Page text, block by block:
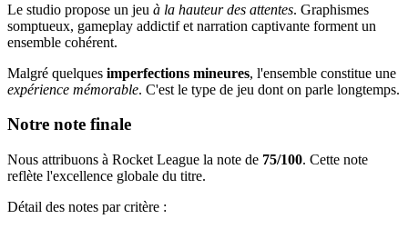
Le studio propose un jeu à la hauteur des attentes. Graphismes
somptueux, gameplay addictif et narration captivante forment un
ensemble cohérent.
Malgré quelques imperfections mineures, l'ensemble constitue une
expérience mémorable. C'est le type de jeu dont on parle longtemps.
Notre note finale
Nous attribuons à Rocket League la note de 75/100. Cette note
reflète l'excellence globale du titre.
Détail des notes par critère :